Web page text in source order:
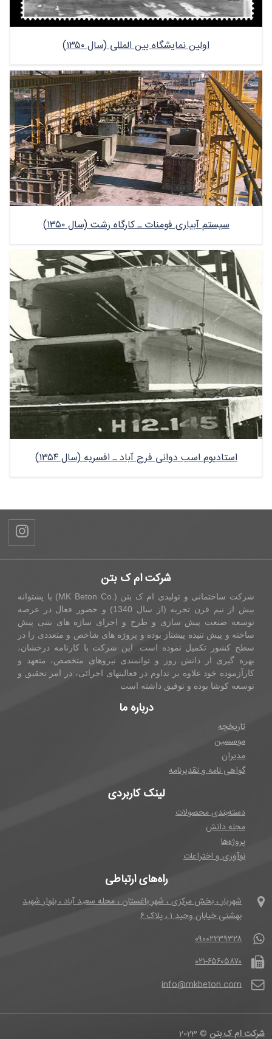
اولین نمایشگاه بین المللی (سال ۱۳۵۰)
سیستم آبیاری فومنات ـ کارگاه رشت (سال ۱۳۵۰)
استادیوم اسب دوانی فرح آباد ـ افسریه (سال ۱۳۵۴)
شرکت ام ک بتن
شرکت ساختمانی و تولیدی ام ک بتن (.MK Beton Co) با پشتوانه
بیش از نیم قرن تجربه (از سال 1340) و حضور فعال در عرصه
توسعه صنعت پیش سازی و طرح و اجرای سازه های بتنی پیش
ساخته و پیش تنیده پیشتاز بوده و پروژه های شاخص و متعددی را در
سطح کشور تکمیل نموده است. این شرکت با کارنامه درخشان،
بهره گیری از دانش روز و توانمندی نیروهای متخصص، متعهد و
کارآزموده خود علاوه بر تداوم در فعالیتهای اجرائی، در امر تحقیق و
توسعه کوشا بوده و توفیق داشته است
درباره ما
تاریخچه
موسسین
مدیران
گواهی نامه و تقدیرنامه
لینک کاربردی
دسته‌بندی محصولات
مجله دانش
پروژه‌ها
نوآوری و اختراعات
راه‌های ارتباطی
شهریار ، بخش مرکزی ، شهر باغستان ، محله سعید آباد ، بلوار شهید
بهشتی خیابان وحید ۱ ، پلاک ۶
۰۹۰۰۲۲۳۹۳۲۸
۰۲۱-۶۵۶۰۵۸۷۰
info@mkbeton.com
شرکت ام ک بتن ©
2023